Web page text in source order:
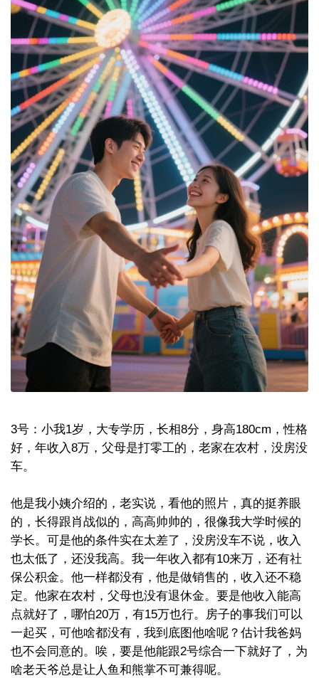
3号：小我1岁，大专学历，长相8分，身高180cm，性格
好，年收入8万，父母是打零工的，老家在农村，没房没
车。
他是我小姨介绍的，老实说，看他的照片，真的挺养眼
的，长得跟肖战似的，高高帅帅的，很像我大学时候的
学长。可是他的条件实在太差了，没房没车不说，收入
也太低了，还没我高。我一年收入都有10来万，还有社
保公积金。他一样都没有，他是做销售的，收入还不稳
定。他家在农村，父母也没有退休金。要是他收入能高
点就好了，哪怕20万，有15万也行。房子的事我们可以
一起买，可他啥都没有，我到底图他啥呢？估计我爸妈
也不会同意的。唉，要是他能跟2号综合一下就好了，为
啥老天爷总是让人鱼和熊掌不可兼得呢。